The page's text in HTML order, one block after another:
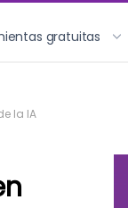
gratuitas
la IA